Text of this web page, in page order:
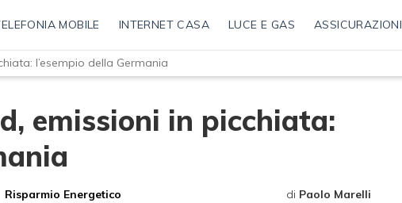
MOBILE INTERNET CASA LUCE E GAS ASSICURAZIONI
l’esempio della Germania
emissioni in picchiata:
Risparmio Energetico di Paolo Marelli